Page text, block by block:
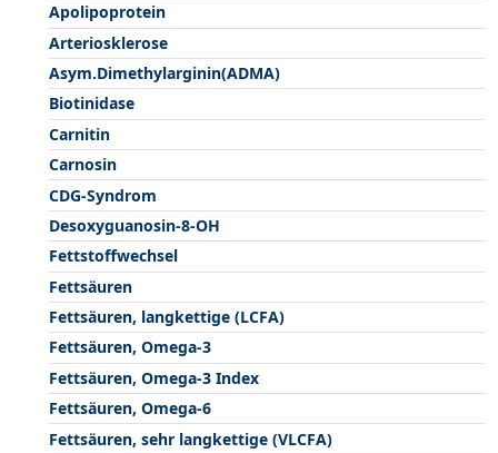
Apolipoprotein
Arteriosklerose
Asym.Dimethylarginin(ADMA)
Biotinidase
Carnitin
Carnosin
CDG-Syndrom
Desoxyguanosin-8-OH
Fettstoffwechsel
Fettsäuren
Fettsäuren, langkettige (LCFA)
Fettsäuren, Omega-3
Fettsäuren, Omega-3 Index
Fettsäuren, Omega-6
Fettsäuren, sehr langkettige (VLCFA)